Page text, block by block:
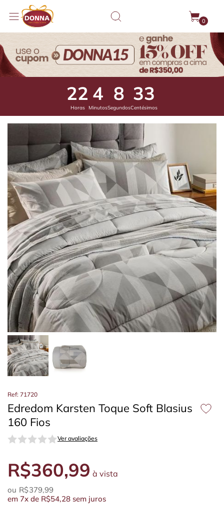
0
22
Horas
4
Minutos
7
Segundos
86
Centésimos
Ref: 71720
Edredom Karsten Toque Soft Blasius
160 Fios
Ver avaliações
R$360,99 à vista
R$379,99
em 7x de R$54,28 sem juros